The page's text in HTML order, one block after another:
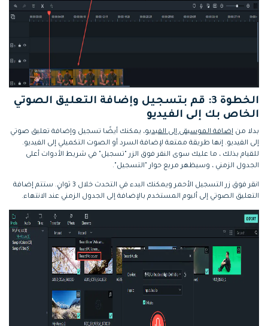
الخطوة 3: قم بتسجيل وإضافة التعليق الصوتي
الخاص بك إلى الفيديو
بدلا من إضافة الموسيقى إلى الفيديو، يمكنك أيضًا تسجيل وإضافة تعليق صوتي
إلى الفيديو. إنها طريقة ممتعة لإضافة السرد أو الصوت التكميلي إلى الفيديو.
للقيام بذلك ، ما عليك سوى النقر فوق الزر "تسجيل" في شريط الأدوات أعلى
الجدول الزمني ، وسيظهر مربع حوار "التسجيل".
انقر فوق زر التسجيل الأحمر ويمكنك البدء في التحدث خلال 3 ثوانٍ. ستتم إضافة
التعليق الصوتي إلى ألبوم المستخدم بالإضافة إلى الجدول الزمني عند الانتهاء.